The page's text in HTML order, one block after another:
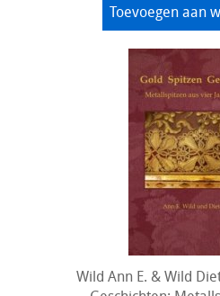
Toevoegen aan
Wild Ann E. & Wild